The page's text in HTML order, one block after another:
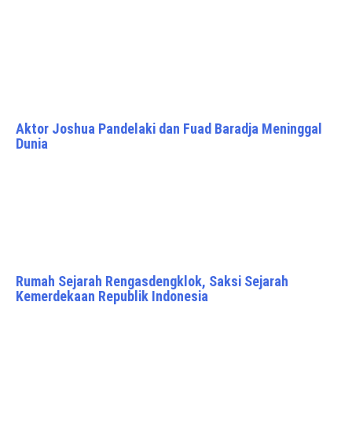
Aktor Joshua Pandelaki dan Fuad Baradja Meninggal
Dunia
Rumah Sejarah Rengasdengklok, Saksi Sejarah
Kemerdekaan Republik Indonesia